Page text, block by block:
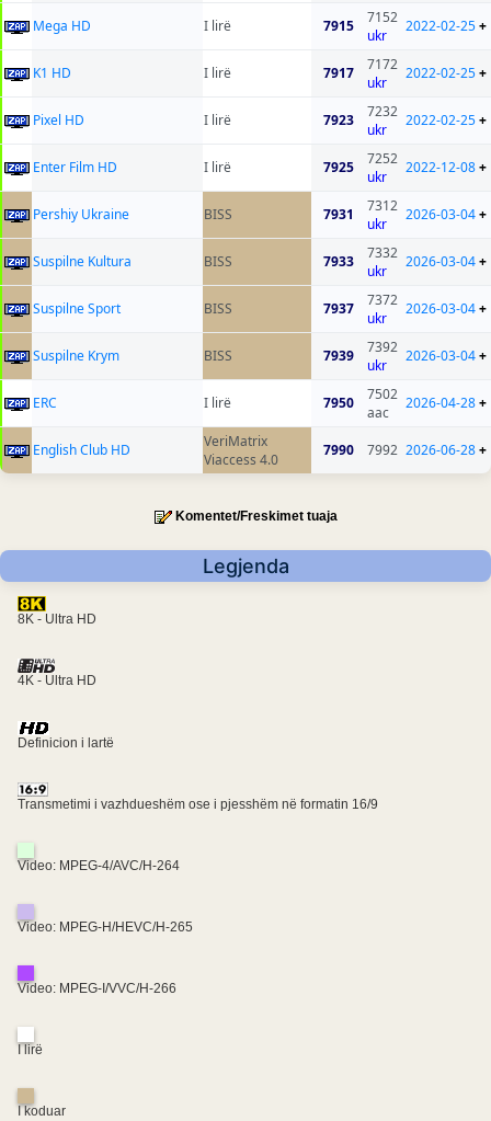
Mega HD I lirë 7915
7152
ukr
2022-02-25+
K1 HD I lirë 7917
7172
ukr
2022-02-25+
Pixel HD I lirë 7923
7232
ukr
2022-02-25+
Enter Film HD I lirë 7925
7252
ukr
2022-12-08+
Pershiy Ukraine BISS 7931
7312
ukr
2026-03-04+
Suspilne Kultura BISS 7933
7332
ukr
2026-03-04+
Suspilne Sport BISS 7937
7372
ukr
2026-03-04+
Suspilne Krym BISS 7939
7392
ukr
2026-03-04+
ERC I lirë 7950
7502
aac
2026-04-28+
English Club HD
VeriMatrix
Viaccess 4.0
7990 7992 2026-06-28+
Komentet/Freskimet tuaja
Legjenda
8K - Ultra HD
4K - Ultra HD
Definicion i lartë
Transmetimi i vazhdueshëm ose i pjesshëm në formatin 16/9
Video: MPEG-4/AVC/H-264
Video: MPEG-H/HEVC/H-265
Video: MPEG-I/VVC/H-266
I lirë
I koduar